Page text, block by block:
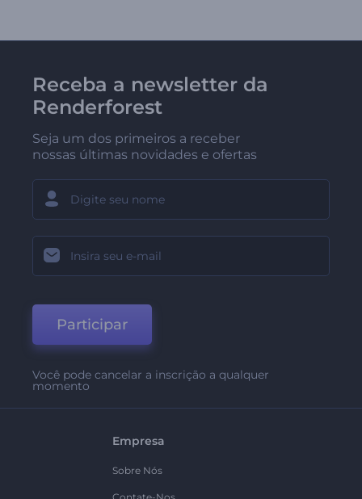
Receba a newsletter da
Renderforest
Seja um dos primeiros a receber
nossas últimas novidades e ofertas
Participar
Você pode cancelar a inscrição a qualquer
momento
Empresa
Sobre Nós